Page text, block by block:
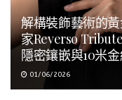
解構裝飾藝術的
家Reverso
隱密鑲嵌與10米
01/06/2026